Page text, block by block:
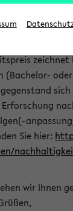
Formular<
server/
am
zeichnet
(Bachelor-
Sie hier:
wir Ihnen